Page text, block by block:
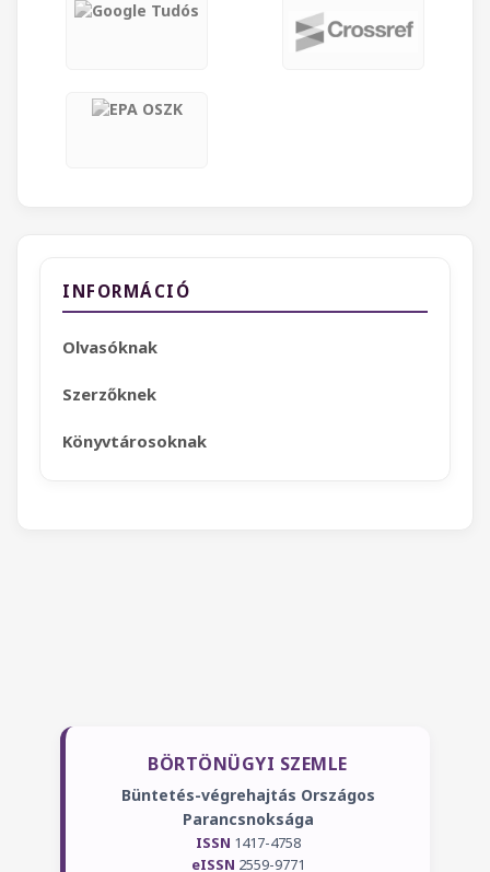
INFORMÁCIÓ
Olvasóknak
Szerzőknek
Könyvtárosoknak
BÖRTÖNÜGYI SZEMLE
Büntetés-végrehajtás Országos
Parancsnoksága
ISSN 1417-4758
eISSN 2559-9771